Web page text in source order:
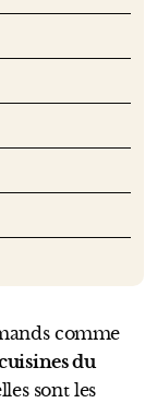
comme
du
sont les